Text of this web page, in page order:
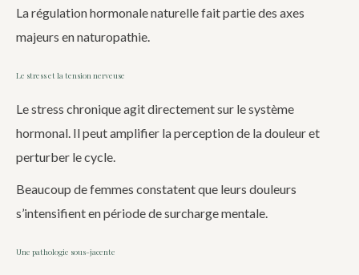
La régulation hormonale naturelle fait partie des axes
majeurs en naturopathie.
Le stress et la tension nerveuse
Le stress chronique agit directement sur le système
hormonal. Il peut amplifier la perception de la douleur et
perturber le cycle.
Beaucoup de femmes constatent que leurs douleurs
s’intensifient en période de surcharge mentale.
Une pathologie sous-jacente